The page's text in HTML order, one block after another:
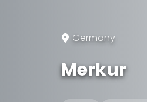
Germany
Merkur